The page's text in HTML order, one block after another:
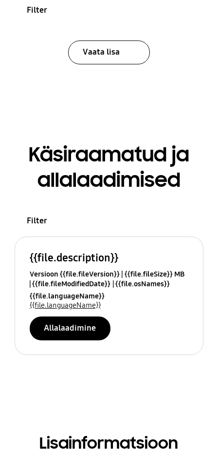
Filter
Vaata lisa
Käsiraamatud ja
allalaadimised
Filter
{{file.description}}
Versioon {{file.fileVersion}} {{file.fileSize}} MB
{{file.fileModifiedDate}} {{file.osNames}}
{{file.languageName}}
{{file.languageName}}
Allalaadimine
Lisainformatsioon